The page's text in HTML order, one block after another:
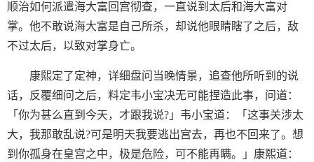
顺治如何派遣海大富回宫彻查，一直说到太后和海大富对
掌。他不敢说海大富是自己所杀，却说他眼睛瞎了之后，敌
不过太后，以致对掌身亡。
康熙定了定神，详细盘问当晚情景，追查他所听到的说
话，反覆细问之后，料定韦小宝决无可能捏造此事，问道：
「你为甚么直到今天，才跟我说?」韦小宝道：「这事关涉太
大，我那敢乱说?可是明天我要逃出宫去，再也不回来了。想
到你孤身在皇宫之中，极是危险，可不能再瞒。」康熙道：